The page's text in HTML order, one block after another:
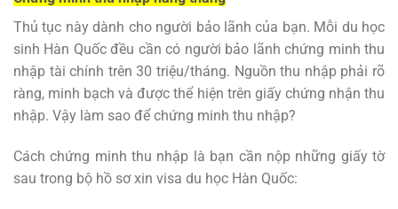
Thủ tục này dành cho người bảo lãnh của bạn. Mỗi du học
sinh Hàn Quốc đều cần có người bảo lãnh chứng minh thu
nhập tài chính trên 30 triệu/tháng. Nguồn thu nhập phải rõ
ràng, minh bạch và được thể hiện trên giấy chứng nhận thu
nhập. Vậy làm sao để chứng minh thu nhập?
Cách chứng minh thu nhập là bạn cần nộp những giấy tờ
sau trong bộ hồ sơ xin visa du học Hàn Quốc: